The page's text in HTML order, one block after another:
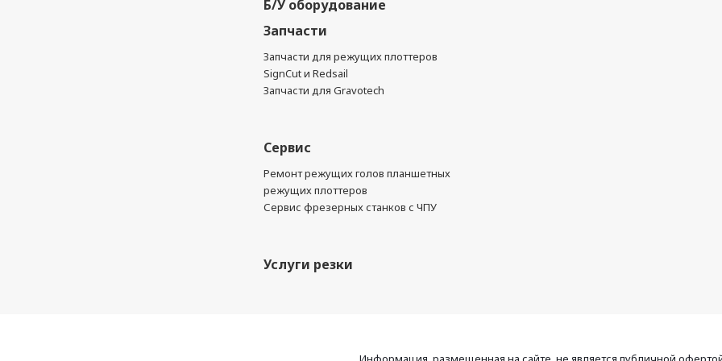
Б/У оборудование
Запчасти
Запчасти для режущих плоттеров
SignCut и Redsail
Запчасти для Gravotech
Сервис
Ремонт режущих голов планшетных
режущих плоттеров
Сервис фрезерных станков с ЧПУ
Услуги резки